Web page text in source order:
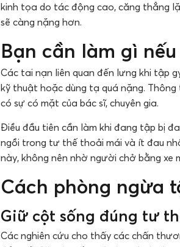
kinh tọa do tác động cao, căng thẳng
sẽ càng nặng hơn.
Bạn cần làm gì
Các tai nạn liên quan đến lưng khi tập
kỹ thuật hoặc dùng tạ quá nặng.
có sự có mặt của bác sĩ, chuyên gia.
Điều đầu tiên cần làm khi đang tập bị
ngồi trong tư thế thoải mái và ít đau
này, không nên nhờ người chở bằng xe
Cách phòng ngừa
Giữ cột sống đúng tư
Các nghiên cứu cho thấy các chấn